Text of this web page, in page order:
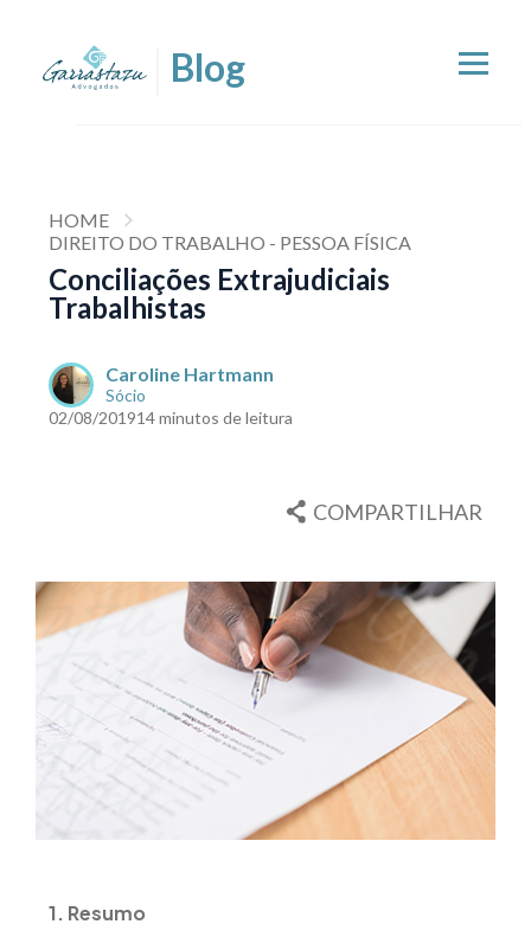
HOME
DIREITO DO TRABALHO - PESSOA FÍSICA
Conciliações Extrajudiciais
Trabalhistas
Caroline Hartmann
Sócio
02/08/201914 minutos de leitura
COMPARTILHAR
1. Resumo